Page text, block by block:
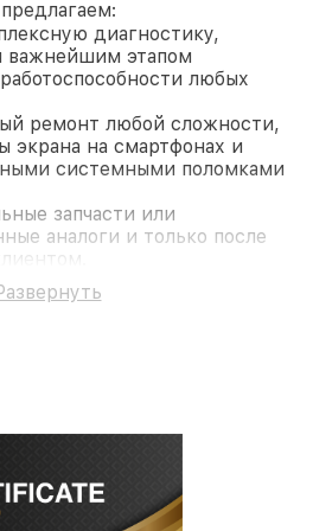
диагностику,
важнейшим этапом
любых
ремонт любой сложности,
экрана на смартфонах и
системными поломками
запчасти или
аналоги и только после
комплектующие
гарантия. В случае
и
ПО в ремонтно-